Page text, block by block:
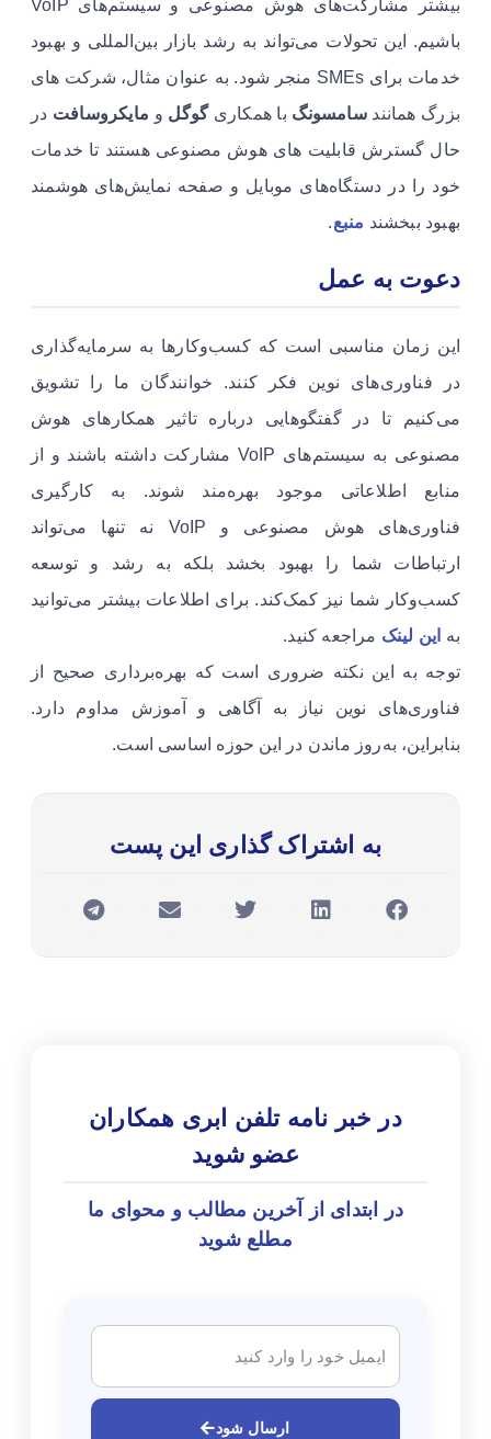
بیشتر مشارکت‌های هوش مصنوعی و سیستم‌های VoIP
باشیم. این تحولات می‌تواند به رشد بازار بین‌المللی و بهبود
خدمات برای SMEs منجر شود. به عنوان مثال، شرکت های
بزرگ همانندسامسونگ با همکاریگوگل و مایکروسافت در
حال گسترش قابلیت های هوش مصنوعی هستند تا خدمات
خود را در دستگاه‌های موبایل و صفحه نمایش‌های هوشمند
بهبود ببخشند منبع.
دعوت به عمل
این زمان مناسبی است که کسب‌وکارها به سرمایه‌گذاری
در فناوری‌های نوین فکر کنند. خوانندگان ما را تشویق
می‌کنیم تا در گفتگوهایی درباره تاثیر همکارهای هوش
مصنوعی به سیستم‌های VoIP مشارکت داشته باشند و از
منابع اطلاعاتی موجود بهره‌مند شوند. به کارگیری
فناوری‌های هوش مصنوعی و VoIP نه تنها می‌تواند
ارتباطات شما را بهبود بخشد بلکه به رشد و توسعه
کسب‌وکار شما نیز کمک‌کند. برای اطلاعات بیشتر می‌توانید
به این لینک مراجعه کنید.
توجه به این نکته ضروری است که بهره‌برداری صحیح از
فناوری‌های نوین نیاز به آگاهی و آموزش مداوم دارد.
بنابراین، به‌روز ماندن در این حوزه اساسی است.
به اشتراک گذاری این پست
در خبر نامه تلفن ابری همکاران
عضو شوید
در ابتدای از آخرین مطالب و محوای ما
مطلع شوید
ارسال شود